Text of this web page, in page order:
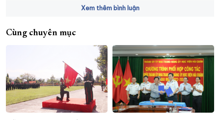
Xem thêm bình luận
Cùng chuyên mục